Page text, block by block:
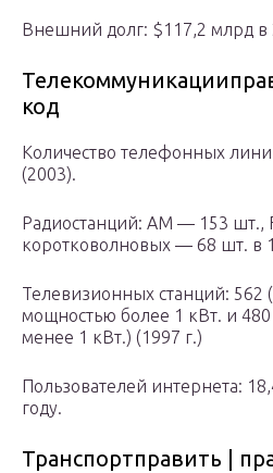
Внешний долг: $117,2 млрд в
код
Количество телефонных
(2003).
Радиостанций: AM — 153 шт.,
коротковолновых — 68 шт. в
Телевизионных станций: 562
мощностью более 1 кВт. и
менее 1 кВт.) (1997 г.)
Пользователей интернета:
году.
Транспортправить |